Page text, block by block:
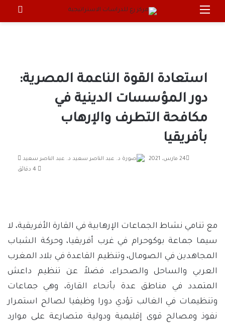
القائمة
استعادة القوة الناعمة المصرية:
دور المؤسسات الدينية في
مكافحة التطرف والإرهاب
بأفريقيا
د. عبد الناصر سعيد
24 مارس، 2021
مع تنامي نشاط الجماعات الإرهابية في القارة الأفريقية، لا
سيما جماعة بوكوحرام في غرب أفريقيا، وحركة الشباب
المجاهدين في الصومال، وتنظيم القاعدة في بلاد المغرب
العربي والساحل والصحراء، فضلاً عن تنظيم داعش
المتمدد في مناطق عدة بأنحاء القارة، وهي جماعات
وتنظيمات في الغالب تؤدي دورا وظيفيا لصالح استمرار
نفوذ ومصالح قوى إقليمية ودولية متصارعة على موارد